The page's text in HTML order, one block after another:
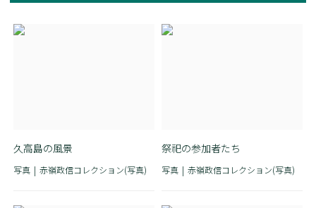
久高島の風景
写真 赤嶺政信コレクション(写真)
祭祀の参加者たち
写真 赤嶺政信コレクション(写真)